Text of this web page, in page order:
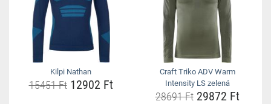
Kilpi Nathan
15451 Ft12902 Ft
Craft Triko ADV Warm
Intensity LS zelená
28691 Ft29872 Ft